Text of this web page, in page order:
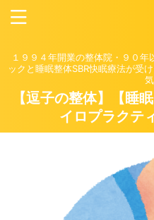
１９９４年開業の整体院・９０
ックと睡眠整体SBR快眠療法が受
【逗子の整体】【睡
イロプラクテ